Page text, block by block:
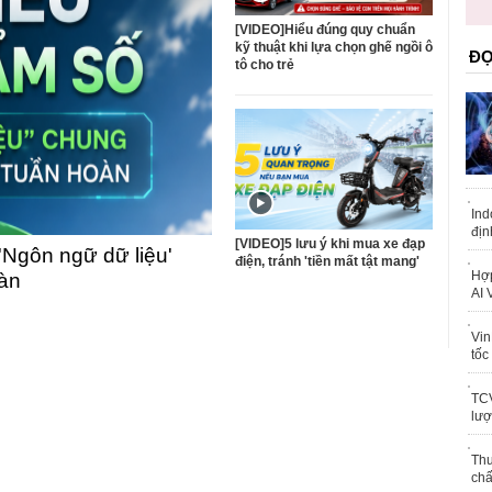
ngữ dữ liệu'
[VIDEO]Hiểu đúng quy chuẩn
kỹ thuật khi lựa chọn ghế ngồi ô
tô cho trẻ
[VIDEO]5 lưu ý khi mua xe đạp
điện, tránh 'tiền mất tật mang'
AI
tốc